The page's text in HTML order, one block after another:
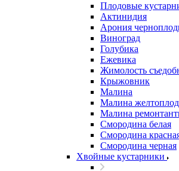
Плодовые
Актинидия
Арония
Виноград
Голубика
Ежевика
Жимолость
Крыжовник
Малина
Малина
Малина
Смородина белая
Смородина
Смородина черная
Хвойные кустарники